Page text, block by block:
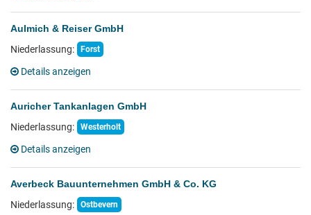
Aulmich & Reiser GmbH
Niederlassung:
Forst
Details anzeigen
Auricher Tankanlagen GmbH
Niederlassung:
Westerholt
Details anzeigen
Averbeck Bauunternehmen GmbH & Co. KG
Niederlassung:
Ostbevern